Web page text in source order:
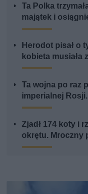
Ta Polka
majątek i
Herodot pisał o
kobieta musiała
Ta wojna po raz
imperialnej
Zjadł 174 koty i
okrętu. Mroczny